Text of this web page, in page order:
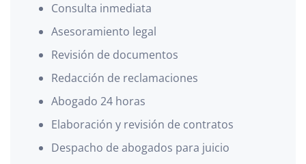
Consulta inmediata
Asesoramiento legal
Revisión de documentos
Redacción de reclamaciones
Abogado 24 horas
Elaboración y revisión de contratos
Despacho de abogados para juicio